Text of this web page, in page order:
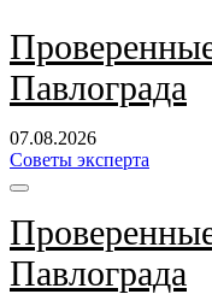
Перейти
к
содержанию
Павлограда
07.08.2026
Советы эксперта
Павлограда